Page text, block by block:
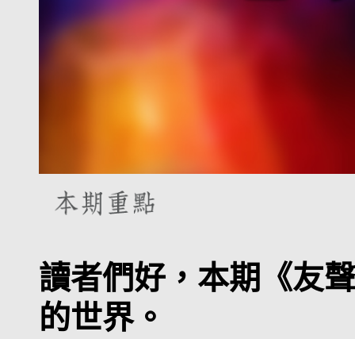
讀者們好，本期《友
的世界。